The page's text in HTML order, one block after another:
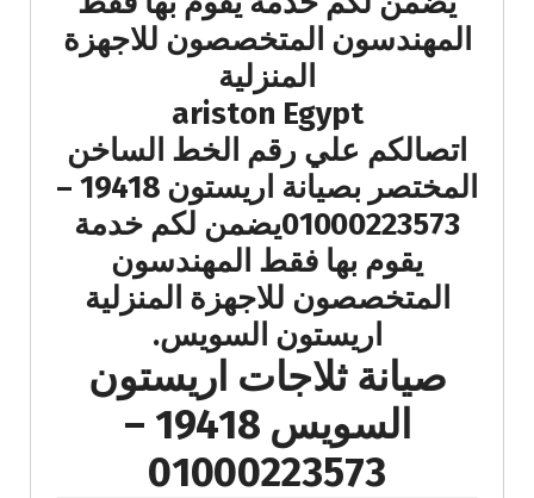
المهندسون المتخصصون للاجهزة
المنزلية
ariston Egypt
اتصالكم علي رقم الخط الساخن
المختصر بصيانة اريستون 19418 –
01000223573يضمن لكم خدمة
يقوم بها فقط المهندسون
المتخصصون للاجهزة المنزلية
اريستون السويس.
صيانة ثلاجات اريستون
السويس 19418 –
01000223573